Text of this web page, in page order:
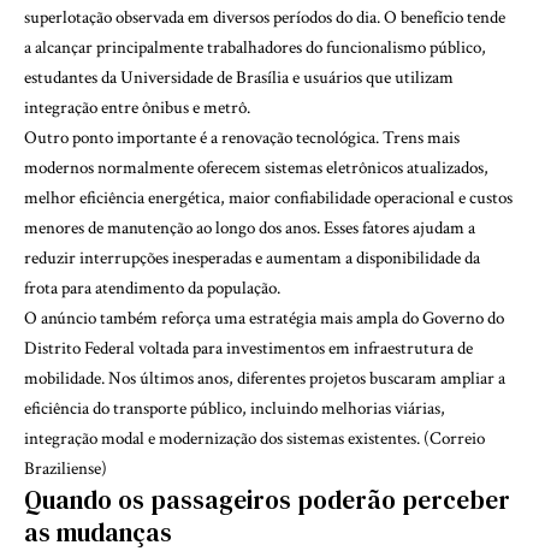
superlotação observada em diversos períodos do dia. O benefício tende
a alcançar principalmente trabalhadores do funcionalismo público,
estudantes da Universidade de Brasília e usuários que utilizam
integração entre ônibus e metrô.
Outro ponto importante é a renovação tecnológica. Trens mais
modernos normalmente oferecem sistemas eletrônicos atualizados,
melhor eficiência energética, maior confiabilidade operacional e custos
menores de manutenção ao longo dos anos. Esses fatores ajudam a
reduzir interrupções inesperadas e aumentam a disponibilidade da
frota para atendimento da população.
O anúncio também reforça uma estratégia mais ampla do Governo do
Distrito Federal voltada para investimentos em infraestrutura de
mobilidade. Nos últimos anos, diferentes projetos buscaram ampliar a
eficiência do transporte público, incluindo melhorias viárias,
integração modal e modernização dos sistemas existentes. (Correio
Braziliense)
Quando os passageiros poderão perceber
as mudanças